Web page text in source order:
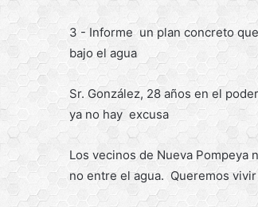
3 - Informe un plan concreto
bajo el agua
Sr. González, 28 años en el
ya no hay excusa
Los vecinos de Nueva Pompeya
no entre el agua. Queremos